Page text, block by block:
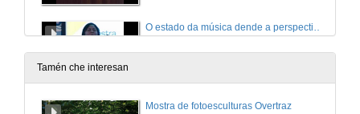
Mostra de música de Uxía Senlle
6 de abr. de 2011
Tamén che interesan
Mostra de fotoesculturas Overtraz